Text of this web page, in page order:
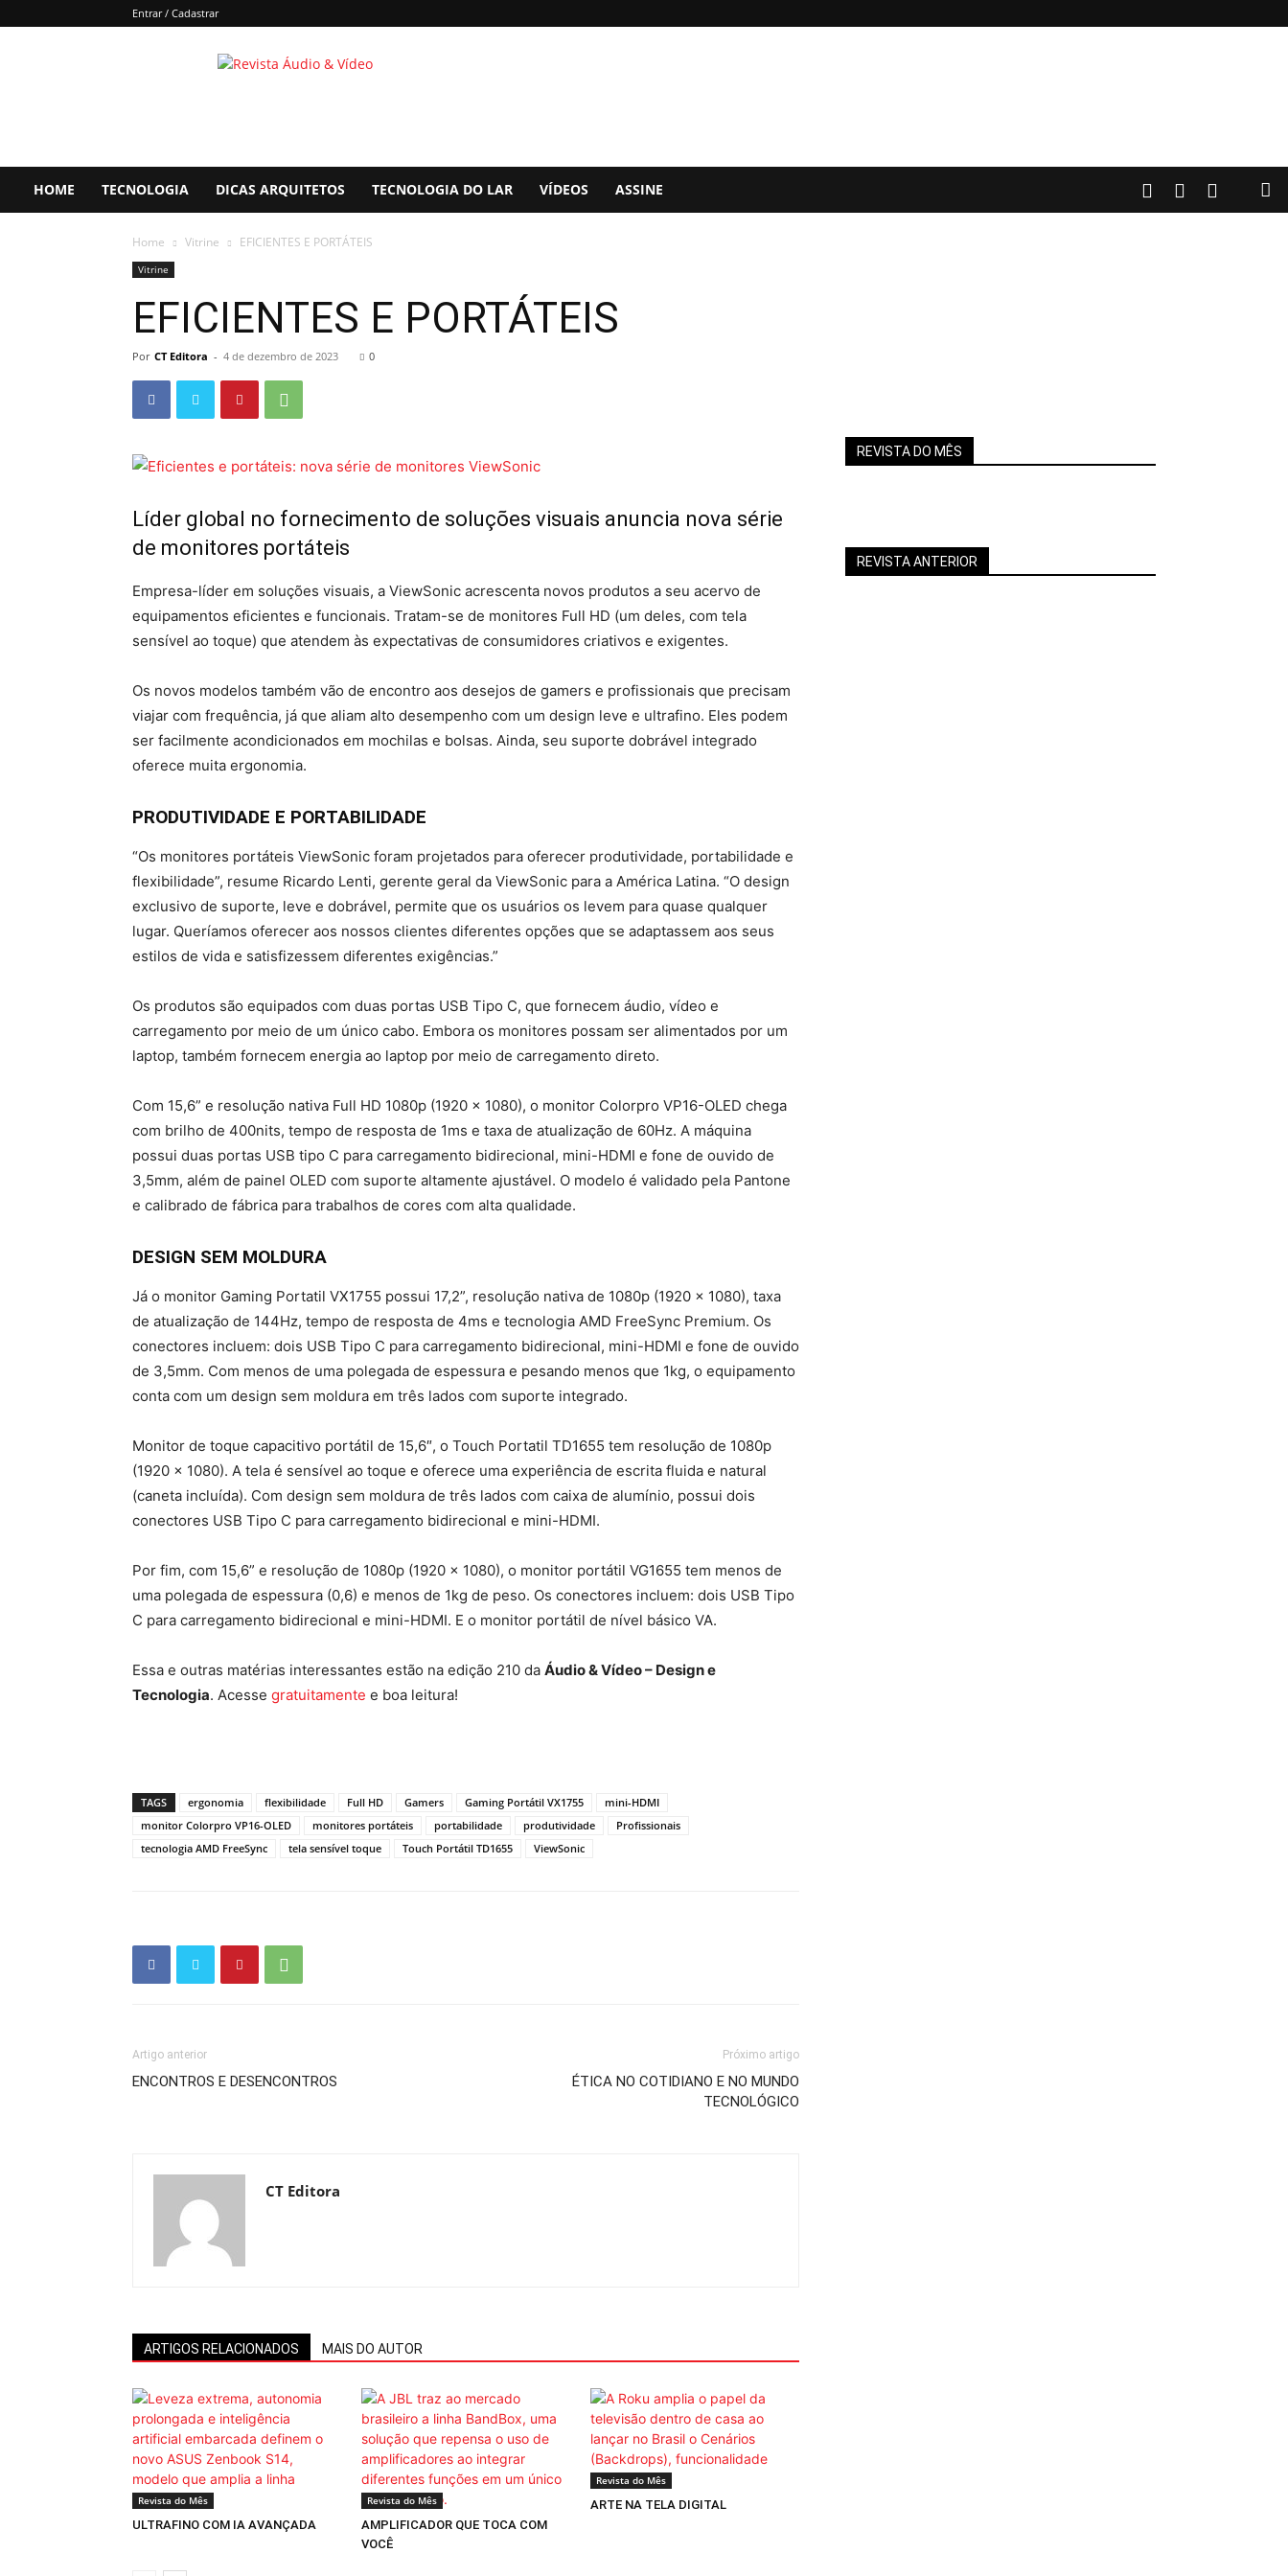
Entrar / Cadastrar
HOME TECNOLOGIA DICAS ARQUITETOS TECNOLOGIA DO LAR VÍDEOS ASSINE
Home Vitrine EFICIENTES E PORTÁTEIS
Vitrine
EFICIENTES E PORTÁTEIS
Por CT Editora - 4 de dezembro de 2023 0
Líder global no fornecimento de soluções visuais anuncia nova série
de monitores portáteis
Empresa-líder em soluções visuais, a ViewSonic acrescenta novos produtos a seu acervo de
equipamentos eficientes e funcionais. Tratam-se de monitores Full HD (um deles, com tela
sensível ao toque) que atendem às expectativas de consumidores criativos e exigentes.
Os novos modelos também vão de encontro aos desejos de gamers e profissionais que precisam
viajar com frequência, já que aliam alto desempenho com um design leve e ultrafino. Eles podem
ser facilmente acondicionados em mochilas e bolsas. Ainda, seu suporte dobrável integrado
oferece muita ergonomia.
PRODUTIVIDADE E PORTABILIDADE
“Os monitores portáteis ViewSonic foram projetados para oferecer produtividade, portabilidade e
flexibilidade”, resume Ricardo Lenti, gerente geral da ViewSonic para a América Latina. “O design
exclusivo de suporte, leve e dobrável, permite que os usuários os levem para quase qualquer
lugar. Queríamos oferecer aos nossos clientes diferentes opções que se adaptassem aos seus
estilos de vida e satisfizessem diferentes exigências.”
Os produtos são equipados com duas portas USB Tipo C, que fornecem áudio, vídeo e
carregamento por meio de um único cabo. Embora os monitores possam ser alimentados por um
laptop, também fornecem energia ao laptop por meio de carregamento direto.
Com 15,6” e resolução nativa Full HD 1080p (1920 x 1080), o monitor Colorpro VP16-OLED chega
com brilho de 400nits, tempo de resposta de 1ms e taxa de atualização de 60Hz. A máquina
possui duas portas USB tipo C para carregamento bidirecional, mini-HDMI e fone de ouvido de
3,5mm, além de painel OLED com suporte altamente ajustável. O modelo é validado pela Pantone
e calibrado de fábrica para trabalhos de cores com alta qualidade.
DESIGN SEM MOLDURA
Já o monitor Gaming Portatil VX1755 possui 17,2”, resolução nativa de 1080p (1920 x 1080), taxa
de atualização de 144Hz, tempo de resposta de 4ms e tecnologia AMD FreeSync Premium. Os
conectores incluem: dois USB Tipo C para carregamento bidirecional, mini-HDMI e fone de ouvido
de 3,5mm. Com menos de uma polegada de espessura e pesando menos que 1kg, o equipamento
conta com um design sem moldura em três lados com suporte integrado.
Monitor de toque capacitivo portátil de 15,6″, o Touch Portatil TD1655 tem resolução de 1080p
(1920 x 1080). A tela é sensível ao toque e oferece uma experiência de escrita fluida e natural
(caneta incluída). Com design sem moldura de três lados com caixa de alumínio, possui dois
conectores USB Tipo C para carregamento bidirecional e mini-HDMI.
Por fim, com 15,6” e resolução de 1080p (1920 x 1080), o monitor portátil VG1655 tem menos de
uma polegada de espessura (0,6) e menos de 1kg de peso. Os conectores incluem: dois USB Tipo
C para carregamento bidirecional e mini-HDMI. E o monitor portátil de nível básico VA.
Essa e outras matérias interessantes estão na edição 210 da Áudio & Vídeo – Design e
Tecnologia. Acesse gratuitamente e boa leitura!
TAGS ergonomia flexibilidade Full HD Gamers Gaming Portátil VX1755
mini-HDMI
monitor Colorpro VP16-OLED
monitores portáteis portabilidade produtividade
Profissionais
tecnologia AMD FreeSync
tela sensível toque Touch Portátil TD1655 ViewSonic
Artigo anterior
ENCONTROS E DESENCONTROS
Próximo artigo
ÉTICA NO COTIDIANO E NO MUNDO
TECNOLÓGICO
CT Editora
ARTIGOS RELACIONADOS MAIS DO AUTOR
Revista do Mês
ULTRAFINO COM IA AVANÇADA
Revista do Mês
AMPLIFICADOR QUE TOCA COM
VOCÊ
Revista do Mês
ARTE NA TELA DIGITAL
REVISTA DO MÊS
REVISTA ANTERIOR